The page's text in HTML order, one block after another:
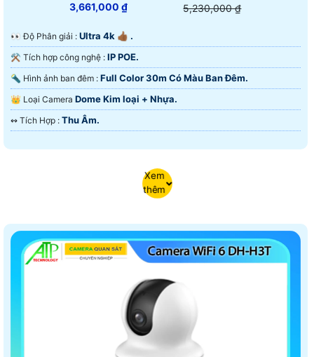
3,661,000 ₫ 5,230,000 ₫
️👀 Độ Phân giải : Ultra 4k 👍🏾 .
⚒ Tích hợp công nghệ : IP POE.
🔦 Hình ảnh ban đêm : Full Color 30m Có Màu Ban Ðêm.
👑 Loại Camera Dome Kim loại + Nhựa.
️↭ Tích Hợp : Thu Âm.
Xem
thêm